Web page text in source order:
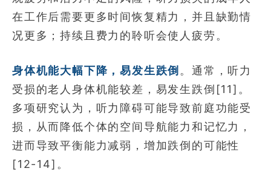
在工作后需要更多时间恢复精力，并且缺勤情
况更多；持续且费力的聆听会使人疲劳。
身体机能大幅下降，易发生跌倒 。通常，听力
受损的老人身体机能较差，易发生跌倒[11]。
多项研究认为，听力障碍可能导致前庭功能受
损，从而降低个体的空间导航能力和记忆力，
进而导致平衡能力减弱，增加跌倒的可能性
[12-14]。